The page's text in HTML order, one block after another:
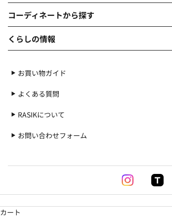
ローベッド・フロアベッド 連結ベッド
ファブリックベッド
ダブル
キング
コーディネートから探す
くらしの情報
お買い物ガイド
よくある質問
RASIKについて
お問い合わせフォーム
カート